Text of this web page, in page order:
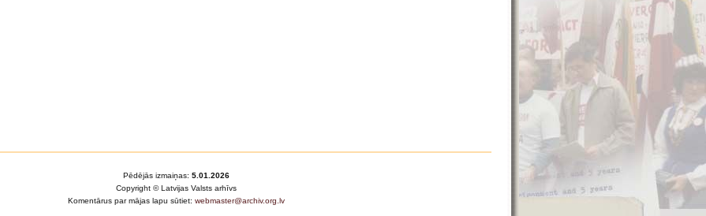
Pēdējās izmaiņas: 5.01.2026
Copyright © Latvijas Valsts arhīvs
Komentārus par mājas lapu sūtiet: webmaster@archiv.org.lv